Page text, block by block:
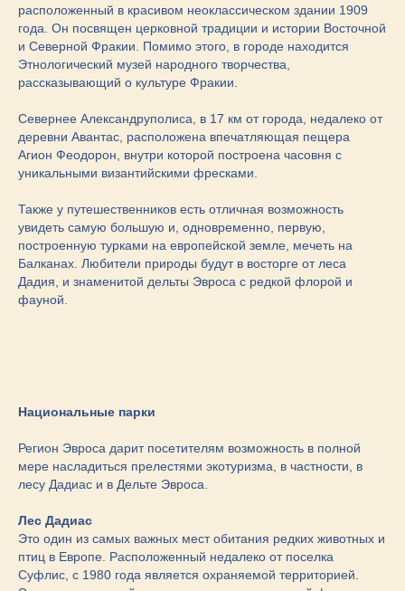
расположенный в красивом неоклассическом здании 1909
года. Он посвящен церковной традиции и истории Восточной
и Северной Фракии. Помимо этого, в городе находится
Этнологический музей народного творчества,
рассказывающий о культуре Фракии.
Севернее Александруполиса, в 17 км от города, недалеко от
деревни Авантас, расположена впечатляющая пещера
Агион Феодорон, внутри которой построена часовня с
уникальными византийскими фресками.
Также у путешественников есть отличная возможность
увидеть самую большую и, одновременно, первую,
построенную турками на европейской земле, мечеть на
Балканах. Любители природы будут в восторге от леса
Дадия, и знаменитой дельты Эвроса с редкой флорой и
фауной.
Национальные парки
Регион Эвроса дарит посетителям возможность в полной
мере насладиться прелестями экотуризма, в частности, в
лесу Дадиас и в Дельте Эвроса.
Лес Дадиас
Это один из самых важных мест обитания редких животных и
птиц в Европе. Расположенный недалеко от поселка
Суфлис, с 1980 года является охраняемой территорией.